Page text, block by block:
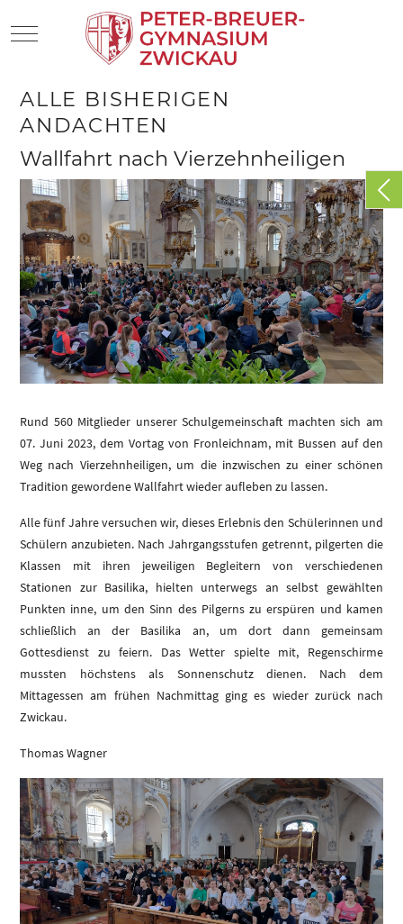
Mobile Menu Toggle
ALLE BISHERIGEN
ANDACHTEN
Wallfahrt nach Vierzehnheiligen
Rund 560 Mitglieder unserer Schulgemeinschaft machten sich am
07. Juni 2023, dem Vortag von Fronleichnam, mit Bussen auf den
Weg nach Vierzehnheiligen, um die inzwischen zu einer schönen
Tradition gewordene Wallfahrt wieder aufleben zu lassen.
Alle fünf Jahre versuchen wir, dieses Erlebnis den Schülerinnen und
Schülern anzubieten. Nach Jahrgangsstufen getrennt, pilgerten die
Klassen mit ihren jeweiligen Begleitern von verschiedenen
Stationen zur Basilika, hielten unterwegs an selbst gewählten
Punkten inne, um den Sinn des Pilgerns zu erspüren und kamen
schließlich an der Basilika an, um dort dann gemeinsam
Gottesdienst zu feiern. Das Wetter spielte mit, Regenschirme
mussten höchstens als Sonnenschutz dienen. Nach dem
Mittagessen am frühen Nachmittag ging es wieder zurück nach
Zwickau.
Thomas Wagner